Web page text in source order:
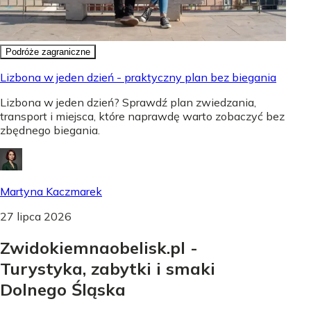
Podróże zagraniczne
Lizbona w jeden dzień - praktyczny plan bez biegania
Lizbona w jeden dzień? Sprawdź plan zwiedzania,
transport i miejsca, które naprawdę warto zobaczyć bez
zbędnego biegania.
Martyna Kaczmarek
27 lipca 2026
Zwidokiemnaobelisk.pl -
Turystyka, zabytki i smaki
Dolnego Śląska